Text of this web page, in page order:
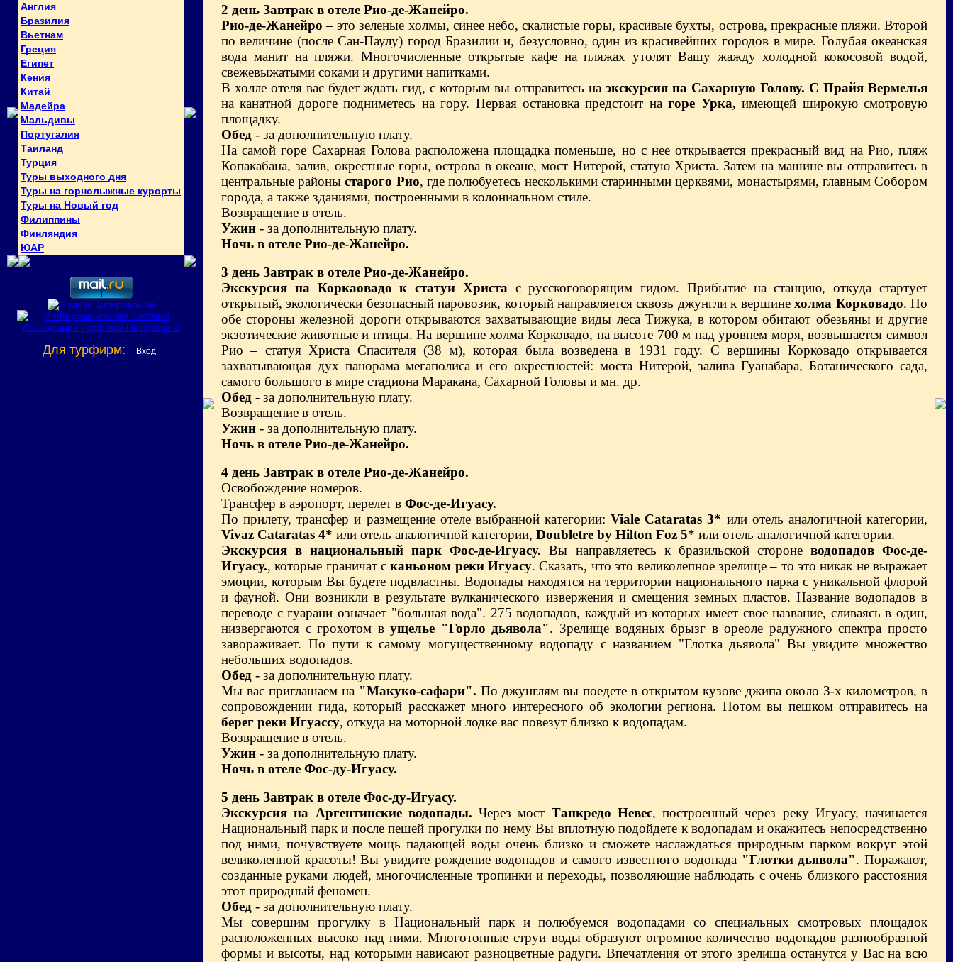
Англия
Бразилия
Вьетнам
Греция
Египет
Кения
Китай
Мадейра
Мальдивы
Португалия
Таиланд
Турция
Туры выходного дня
Туры на горнолыжные курорты
Туры на Новый год
Филиппины
Финляндия
ЮАР
Для турфирм: Вход
2 день Завтрак в отеле Рио-де-Жанейро.
Рио-де-Жанейро – это зеленые холмы, синее небо, скалистые горы, красивые бухты, острова, прекрасные пляжи. Второй
по величине (после Сан-Паулу) город Бразилии и, безусловно, один из красивейших городов в мире. Голубая океанская
вода манит на пляжи. Многочисленные открытые кафе на пляжах утолят Вашу жажду холодной кокосовой водой,
свежевыжатыми соками и другими напитками.
В холле отеля вас будет ждать гид, с которым вы отправитесь на экскурсия на Сахарную Голову. С Прайя Вермелья
на канатной дороге подниметесь на гору. Первая остановка предстоит нагоре Урка, имеющей широкую смотровую
площадку.
Обед - за дополнительную плату.
На самой горе Сахарная Голова расположена площадка поменьше, но с нее открывается прекрасный вид на Рио, пляж
Копакабана, залив, окрестные горы, острова в океане, мост Нитерой, статую Христа. Затем на машине вы отправитесь в
центральные районыстарого Рио, где полюбуетесь несколькими старинными церквями, монастырями, главным Собором
города, а также зданиями, построенными в колониальном стиле.
Возвращение в отель.
Ужин - за дополнительную плату.
Ночь в отеле Рио-де-Жанейро.
3 день Завтрак в отеле Рио-де-Жанейро.
Экскурсия на Коркаовадо к статуи Христа с русскоговорящим гидом. Прибытие на станцию, откуда стартует
открытый, экологически безопасный паровозик, который направляется сквозь джунгли к вершинехолма Корковадо. По
обе стороны железной дороги открываются захватывающие виды леса Тижука, в котором обитают обезьяны и другие
экзотические животные и птицы. На вершине холма Корковадо, на высоте 700 м над уровнем моря, возвышается символ
Рио – статуя Христа Спасителя (38 м), которая была возведена в 1931 году. С вершины Корковадо открывается
захватывающая дух панорама мегаполиса и его окрестностей: моста Нитерой, залива Гуанабара, Ботанического сада,
самого большого в мире стадиона Маракана, Сахарной Головы и мн. др.
Обед - за дополнительную плату.
Возвращение в отель.
Ужин - за дополнительную плату.
Ночь в отеле Рио-де-Жанейро.
4 день Завтрак в отеле Рио-де-Жанейро.
Освобождение номеров.
Трансфер в аэропорт, перелет в Фос-де-Игуасу.
По прилету, трансфер и размещение отеле выбранной категории:Viale Cataratas 3* или отель аналогичной категории,
Vivaz Cataratas 4* или отель аналогичной категории, Doubletre by Hilton Foz 5* или отель аналогичной категории.
Экскурсия в национальный парк Фос-де-Игуасу. Вы направляетесь к бразильской стороне водопадов Фос-де-
Игуасу., которые граничат сканьоном реки Игуасу. Сказать, что это великолепное зрелище – то это никак не выражает
эмоции, которым Вы будете подвластны. Водопады находятся на территории национального парка с уникальной флорой
и фауной. Они возникли в результате вулканического извержения и смещения земных пластов. Название водопадов в
переводе с гуарани означает "большая вода". 275 водопадов, каждый из которых имеет свое название, сливаясь в один,
низвергаются с грохотом вущелье "Горло дьявола". Зрелище водяных брызг в ореоле радужного спектра просто
завораживает. По пути к самому могущественному водопаду с названием "Глотка дьявола" Вы увидите множество
небольших водопадов.
Обед - за дополнительную плату.
Мы вас приглашаем на "Макуко-сафари". По джунглям вы поедете в открытом кузове джипа около 3-х километров, в
сопровождении гида, который расскажет много интересного об экологии региона. Потом вы пешком отправитесь на
берег реки Игуассу, откуда на моторной лодке вас повезут близко к водопадам.
Возвращение в отель.
Ужин - за дополнительную плату.
Ночь в отеле Фос-ду-Игуасу.
5 день Завтрак в отеле Фос-ду-Игуасу.
Экскурсия на Аргентинские водопады. Через мост Танкредо Невес, построенный через реку Игуасу, начинается
Национальный парк и после пешей прогулки по нему Вы вплотную подойдете к водопадам и окажитесь непосредственно
под ними, почувствуете мощь падающей воды очень близко и сможете наслаждаться природным парком вокруг этой
великолепной красоты! Вы увидите рождение водопадов и самого известного водопада "Глотки дьявола". Поражают,
созданные руками людей, многочисленные тропинки и переходы, позволяющие наблюдать с очень близкого расстояния
этот природный феномен.
Обед - за дополнительную плату.
Мы совершим прогулку в Национальный парк и полюбуемся водопадами со специальных смотровых площадок
расположенных высоко над ними. Многотонные струи воды образуют огромное количество водопадов разнообразной
формы и высоты, над которыми нависают разноцветные радуги. Впечатления от этого зрелища останутся у Вас на всю